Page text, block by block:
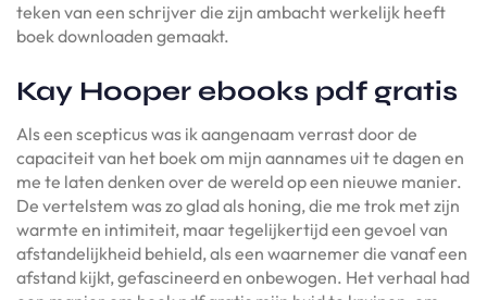
teken van een schrijver die zijn ambacht werkelijk heeft
boek downloaden gemaakt.
Kay Hooper ebooks pdf gratis
Als een scepticus was ik aangenaam verrast door de
capaciteit van het boek om mijn aannames uit te dagen en
me te laten denken over de wereld op een nieuwe manier.
De vertelstem was zo glad als honing, die me trok met zijn
warmte en intimiteit, maar tegelijkertijd een gevoel van
afstandelijkheid behield, als een waarnemer die vanaf een
afstand kijkt, gefascineerd en onbewogen. Het verhaal had